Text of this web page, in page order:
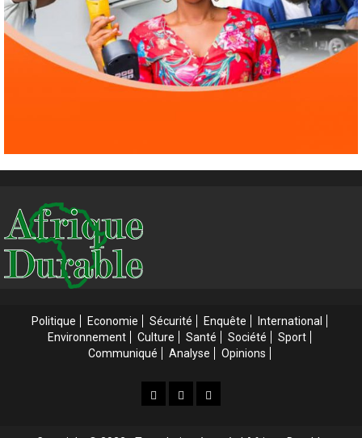
4 1 août 2026
Politique Economie Sécurité Enquête
International
Environnement
Culture Santé Société
Sport
Communiqué
Analyse Opinions
AccueilAccueilWeb